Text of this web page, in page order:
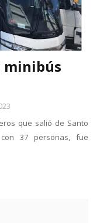
minibús
que salió de Santo
37 personas, fue